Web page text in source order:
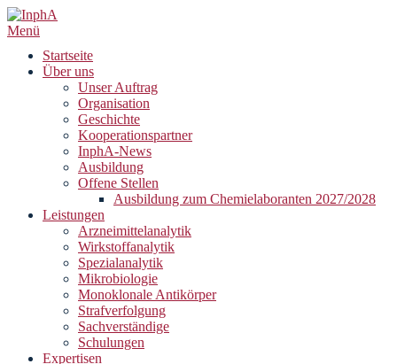
Zum
Inhalt
Menü
Startseite
Über uns
Unser Auftrag
Organisation
Geschichte
Kooperationspartner
InphA-News
Ausbildung
Offene Stellen
Ausbildung zum Chemielaboranten 2027/2028
Leistungen
Arzneimittelanalytik
Wirkstoffanalytik
Spezialanalytik
Mikrobiologie
Monoklonale Antikörper
Strafverfolgung
Sachverständige
Schulungen
Expertisen